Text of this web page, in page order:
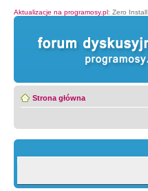
Aktualizacje na programosy.pl: Zero Install
Strona główna